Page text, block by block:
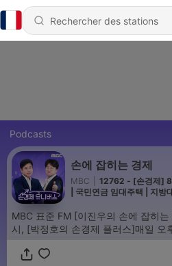
Podcasts
손에 잡히는 경제
MBC
12762 - [손경제]
| 국민연금 임대주택 | 지방
MBC 표준 FM [이진우의 손에 잡히
시, [박정호의 손경제 플러스]매일 오